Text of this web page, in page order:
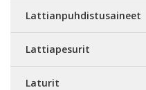
Lattianpuhdistusaineet
Lattiapesurit
Laturit